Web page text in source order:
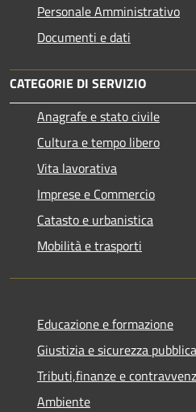
Personale Amministrativo
Documenti e dati
CATEGORIE DI SERVIZIO
Anagrafe e stato civile
Cultura e tempo libero
Vita lavorativa
Imprese e Commercio
Catasto e urbanistica
Mobilità e trasporti
Educazione e formazione
Giustizia e sicurezza pubblica
Tributi,finanze e
Ambiente